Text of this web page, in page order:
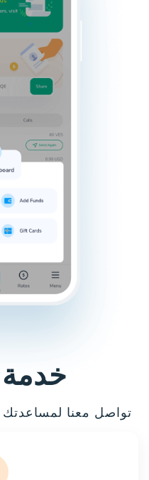
خدمة
تواصل معنا